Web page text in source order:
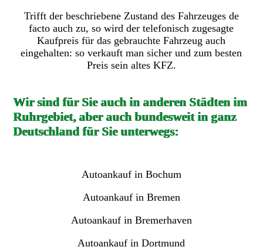
Trifft der beschriebene Zustand des Fahrzeuges de
facto auch zu, so wird der telefonisch zugesagte
Kaufpreis für das gebrauchte Fahrzeug auch
eingehalten: so verkauft man sicher und zum besten
Preis sein altes KFZ.
Wir sind für Sie auch in anderen Städten im
Ruhrgebiet, aber auch bundesweit in ganz
Deutschland für Sie unterwegs:
Autoankauf in Bochum
Autoankauf in Bremen
Autoankauf in Bremerhaven
Autoankauf in Dortmund